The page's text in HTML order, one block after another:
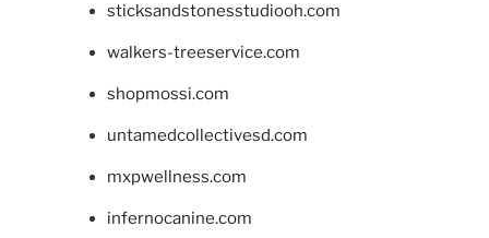
sticksandstonesstudiooh.com
walkers-treeservice.com
shopmossi.com
untamedcollectivesd.com
mxpwellness.com
infernocanine.com